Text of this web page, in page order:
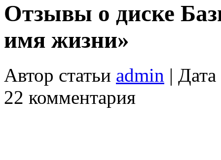
Отзывы о диске
имя жизни»
Автор статьи admin |
22 комментария